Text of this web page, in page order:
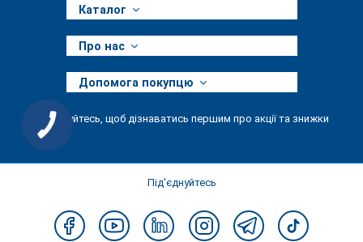
Каталог
Про нас
Допомога покупцю
Підписуйтесь, щоб дізнаватись першим про акції та знижки
Під'єднуйтесь
КНОПКА
ЗВ'ЯЗКУ